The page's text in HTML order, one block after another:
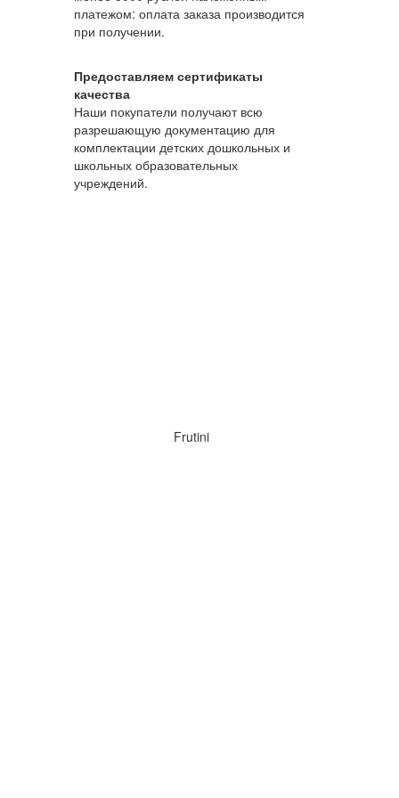
платежом: оплата заказа производится
при получении.
Предоставляем сертификаты
качества
Наши покупатели получают всю
разрешающую документацию для
комплектации детских дошкольных и
школьных образовательных
учреждений.
Frutini